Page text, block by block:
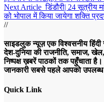
Next Article डिंडौरी| 24 सूत्रीय
को भोपाल में किया जायेगा शक्ति
//
साइडलुक न्यूज़ एक विश्वसनीय हिंदी
देश-दुनिया की राजनीति, समाज,
निष्पक्ष ख़बरें पाठकों तक पहुँचाता
जानकारी सबसे पहले आपको उपलब्ध
Quick Link